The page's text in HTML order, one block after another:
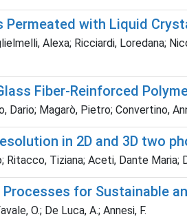
with Liquid
Alexa; Ricciardi, Loredana;
Fiber-Reinforced
Dario; Magarò, Pietro; Convertino,
in 2D and 3D two
Ritacco, Tiziana; Aceti, Dante
for Sustainable
O.; De Luca, A.; Annesi, F.